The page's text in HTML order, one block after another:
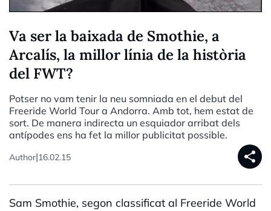
Va ser la baixada de Smothie, a
Arcalís, la millor línia de la història
del FWT?
Potser no vam tenir la neu somniada en el debut del
Freeride World Tour a Andorra. Amb tot, hem estat de
sort. De manera indirecta un esquiador arribat dels
antípodes ens ha fet la millor publicitat possible.
Author|16.02.15 share
Sam Smothie, segon classificat al Freeride World